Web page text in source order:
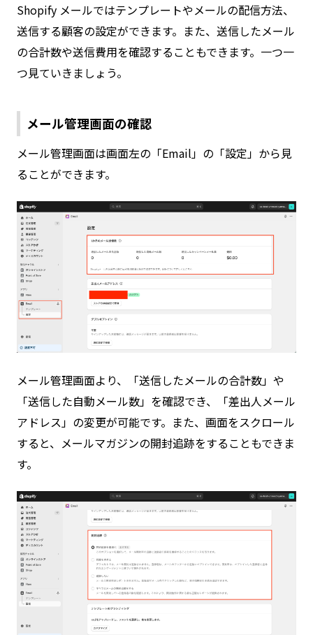
Shopify メールではテンプレートやメールの配信方法、
送信する顧客の設定ができます。また、送信したメール
の合計数や送信費用を確認することもできます。一つ一
つ見ていきましょう。
メール管理画面の確認
メール管理画面は画面左の「Email」の「設定」から見
ることができます。
メール管理画面より、「送信したメールの合計数」や
「送信した自動メール数」を確認でき、「差出人メール
アドレス」の変更が可能です。また、画面をスクロール
すると、メールマガジンの開封追跡をすることもできま
す。